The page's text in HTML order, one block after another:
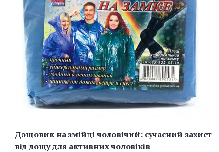
Дощовик на змійці чоловічий: сучасний захист
від дощу для активних чоловіків